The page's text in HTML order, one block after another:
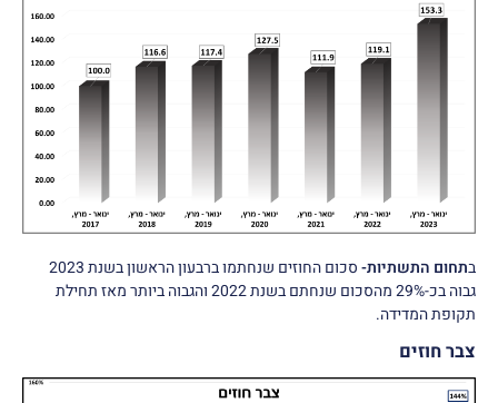
בתחום התשתיות-
סכום החוזים שנחתמו ברבעון הראשון בשנת 2023
גבוה בכ-29% מהסכום שנחתם בשנת 2022 והגבוה ביותר מאז תחילת
תקופת המדידה.
צבר חוזים